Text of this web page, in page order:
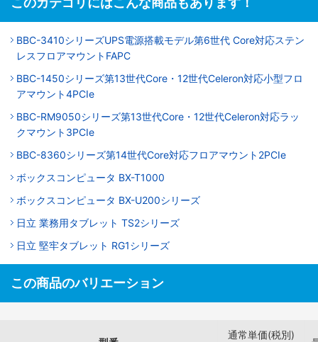
BBC-3410シリーズUPS電源搭載モデル第6世代 Core対応ステン
レスフロアマウントFAPC
BBC-1450シリーズ第13世代Core・12世代Celeron対応小型フロ
アマウント4PCIe
BBC-RM9050シリーズ第13世代Core・12世代Celeron対応ラッ
クマウント3PCIe
BBC-8360シリーズ第14世代Core対応フロアマウント2PCIe
ボックスコンピュータ BX-T1000
ボックスコンピュータ BX-U200シリーズ
日立 業務用タブレット TS2シリーズ
日立 堅牢タブレット RG1シリーズ
この商品のバリエーション
通常単価(税別)